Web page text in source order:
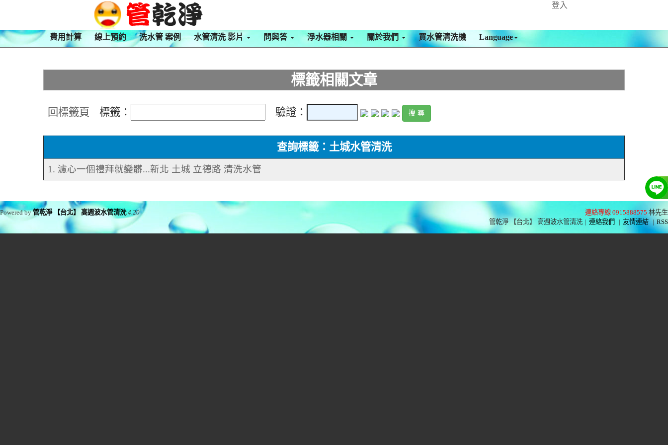
登入
費用計算 線上預約 洗水管 案例 水管清洗 影片 問與答 淨水器相關 關於我們 買水管清洗機 Language
標籤相關文章
回標籤頁 標籤： 驗證：
查詢標籤：土城水管清洗
1. 濾心一個禮拜就變髒...新北 土城 立德路 清洗水管
連絡專線 0915888575 林先生
管乾淨 【台北】 高週波水管清洗 | 連絡我們 | 友情連結 | RSS
Powered by管乾淨 【台北】 高週波水管清洗 4.20